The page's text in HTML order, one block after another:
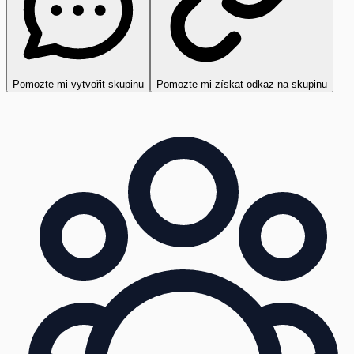
Pomozte mi vytvořit skupinu Pomozte mi získat odkaz na skupinu